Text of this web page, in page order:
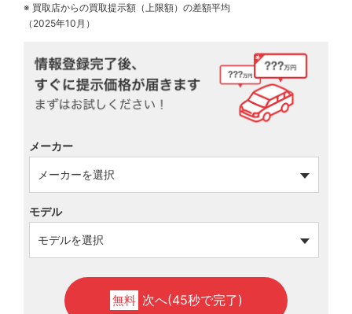
※ 買取店からの買取提示額（上限額）の差額平均
（2025年10月）
メーカー
モデル
無料 次へ(45秒で完了)